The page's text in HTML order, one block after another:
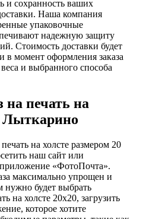
и сохранность ваших
Наша компания
упаковочные
надежную защиту
Стоимость доставки будет
в момент оформления заказа
и выбранного способа
печать на
Лыткарино
на холсте размером 20
наш сайт или
«ФотоПочта».
максимально упрощен и
нужно будет выбрать
на холсте 20х20, загрузить
которое хотите